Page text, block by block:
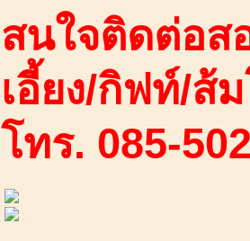
สนใจติดต่อส
เอี้ยง/กิฟท์/ส้
โทร. 085-